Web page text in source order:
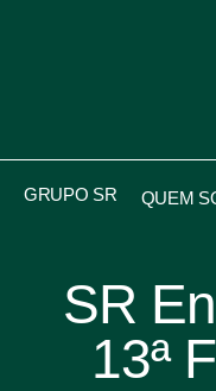
GRUPO SR QUEM
SR
13ª